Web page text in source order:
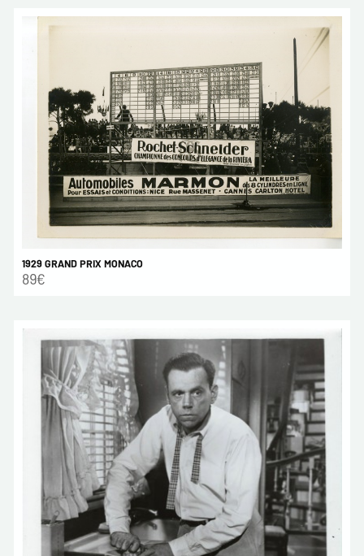
1929 GRAND PRIX MONACO
89€